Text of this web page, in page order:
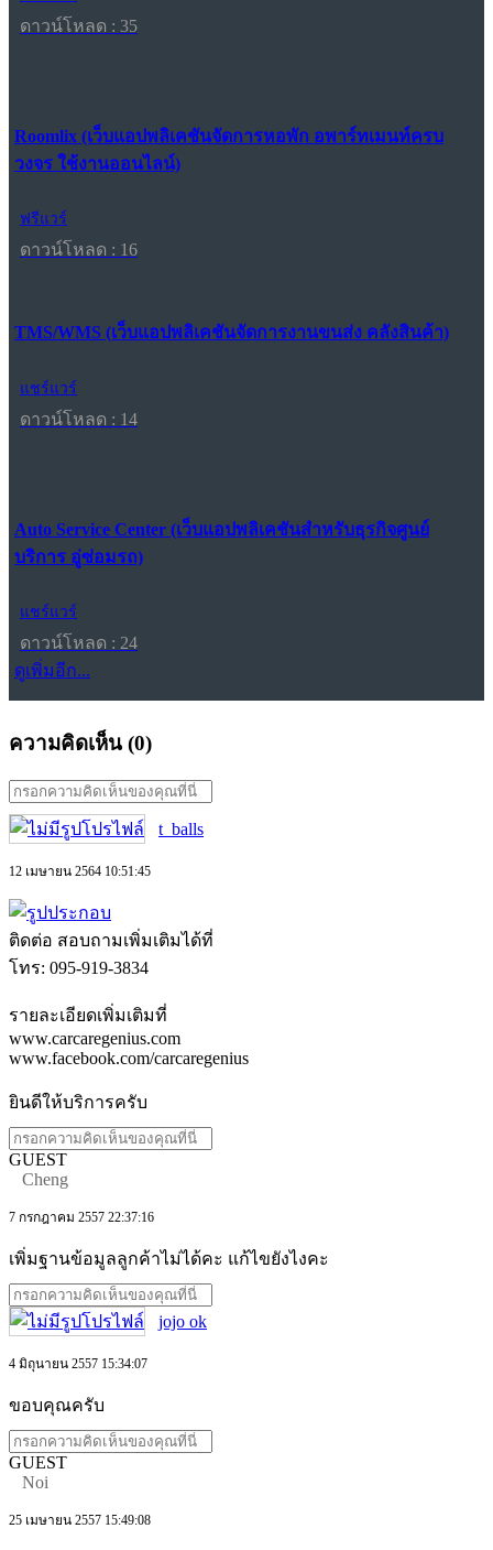
ดาวน์โหลด : 35
Roomlix (เว็บแอปพลิเคชันจัดการหอพัก อพาร์ทเมนท์ครบ
วงจร ใช้งานออนไลน์)
ฟรีแวร์
ดาวน์โหลด : 16
TMS/WMS (เว็บแอปพลิเคชันจัดการงานขนส่ง คลังสินค้า)
แชร์แวร์
ดาวน์โหลด : 14
Auto Service Center (เว็บแอปพลิเคชันสำหรับธุรกิจศูนย์
บริการ อู่ซ่อมรถ)
แชร์แวร์
ดาวน์โหลด : 24
ดูเพิ่มอีก...
ความคิดเห็น (0)
t_balls
12 เมษายน 2564 10:51:45
ติดต่อ สอบถามเพิ่มเติมได้ที่
โทร: 095-919-3834
รายละเอียดเพิ่มเติมที่
www.carcaregenius.com
www.facebook.com/carcaregenius
ยินดีให้บริการครับ
GUEST
Cheng
7 กรกฎาคม 2557 22:37:16
เพิ่มฐานข้อมูลลูกค้าไม่ได้คะ แก้ไขยังไงคะ
jojo ok
4 มิถุนายน 2557 15:34:07
ขอบคุณครับ
GUEST
Noi
25 เมษายน 2557 15:49:08